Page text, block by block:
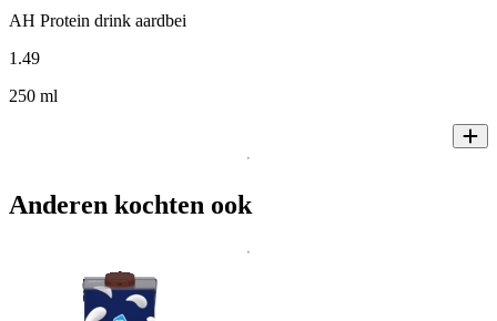
AH Protein drink aardbei
1 .49
250 ml
Anderen kochten ook